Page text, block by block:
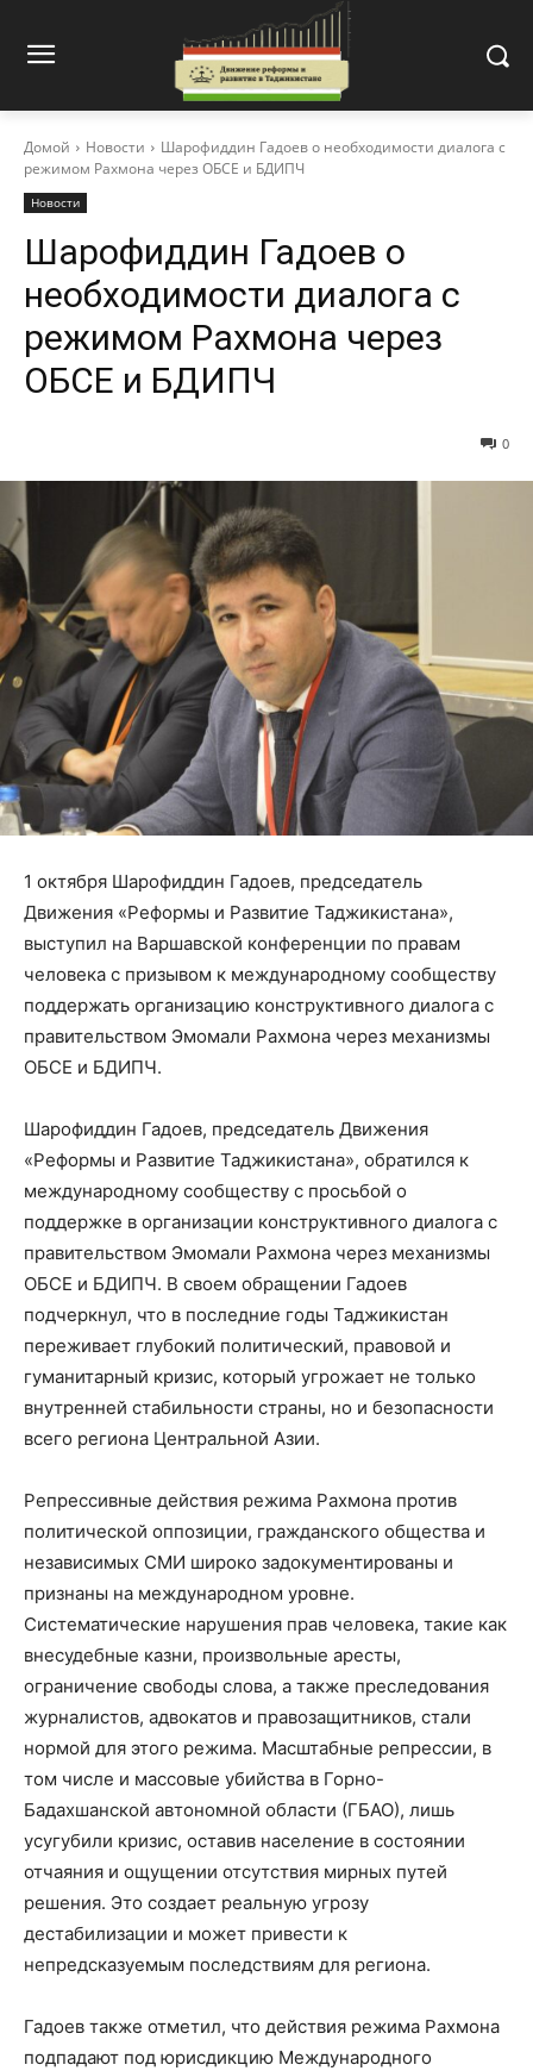
Домой Новости
Шарофиддин Гадоев о необходимости диалога с
режимом Рахмона через ОБСЕ и БДИПЧ
Новости
Шарофиддин Гадоев о
необходимости диалога с
режимом Рахмона через
ОБСЕ и БДИПЧ
0
1 октября Шарофиддин Гадоев, председатель
Движения «Реформы и Развитие Таджикистана»,
выступил на Варшавской конференции по правам
человека с призывом к международному сообществу
поддержать организацию конструктивного диалога с
правительством Эмомали Рахмона через механизмы
ОБСЕ и БДИПЧ.
Шарофиддин Гадоев, председатель Движения
«Реформы и Развитие Таджикистана», обратился к
международному сообществу с просьбой о
поддержке в организации конструктивного диалога с
правительством Эмомали Рахмона через механизмы
ОБСЕ и БДИПЧ. В своем обращении Гадоев
подчеркнул, что в последние годы Таджикистан
переживает глубокий политический, правовой и
гуманитарный кризис, который угрожает не только
внутренней стабильности страны, но и безопасности
всего региона Центральной Азии.
Репрессивные действия режима Рахмона против
политической оппозиции, гражданского общества и
независимых СМИ широко задокументированы и
признаны на международном уровне.
Систематические нарушения прав человека, такие как
внесудебные казни, произвольные аресты,
ограничение свободы слова, а также преследования
журналистов, адвокатов и правозащитников, стали
нормой для этого режима. Масштабные репрессии, в
том числе и массовые убийства в Горно-
Бадахшанской автономной области (ГБАО), лишь
усугубили кризис, оставив население в состоянии
отчаяния и ощущении отсутствия мирных путей
решения. Это создает реальную угрозу
дестабилизации и может привести к
непредсказуемым последствиям для региона.
Гадоев также отметил, что действия режима Рахмона
подпадают под юрисдикцию Международного